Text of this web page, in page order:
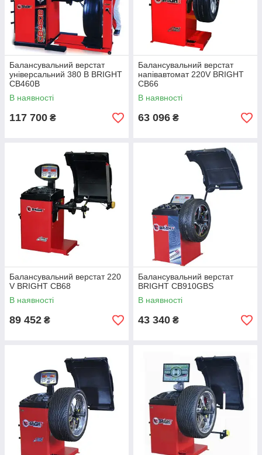
Балансувальний верстат
універсальний 380 В BRIGHT
CB460B
В наявності
117 700 ₴
Балансувальний верстат
напівавтомат 220V BRIGHT
CB66
В наявності
63 096 ₴
Балансувальний верстат 220
V BRIGHT CB68
В наявності
89 452 ₴
Балансувальний верстат
BRIGHT CB910GBS
В наявності
43 340 ₴